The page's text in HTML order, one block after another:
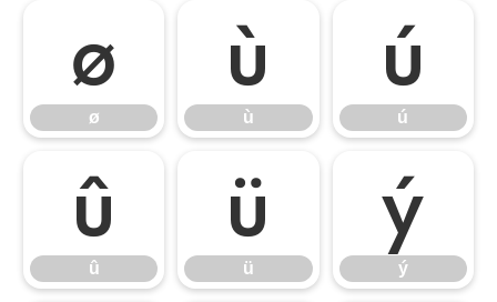
ø
ø
ù
ù
ú
ú
û
û
ü
ü
ý
ý